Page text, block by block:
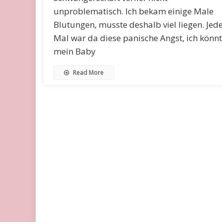
unproblematisch. Ich bekam einige Male
Blutungen, musste deshalb viel liegen.
Mal war da diese panische Angst, ich
mein Baby
Read More